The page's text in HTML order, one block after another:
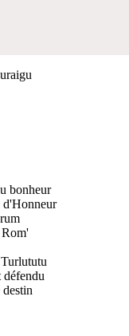
bonheur
d'Honneur
défendu